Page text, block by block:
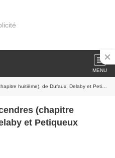
MENU
huitième), de Dufaux, Delaby et Petiqueux
(chapitre
et Petiqueux